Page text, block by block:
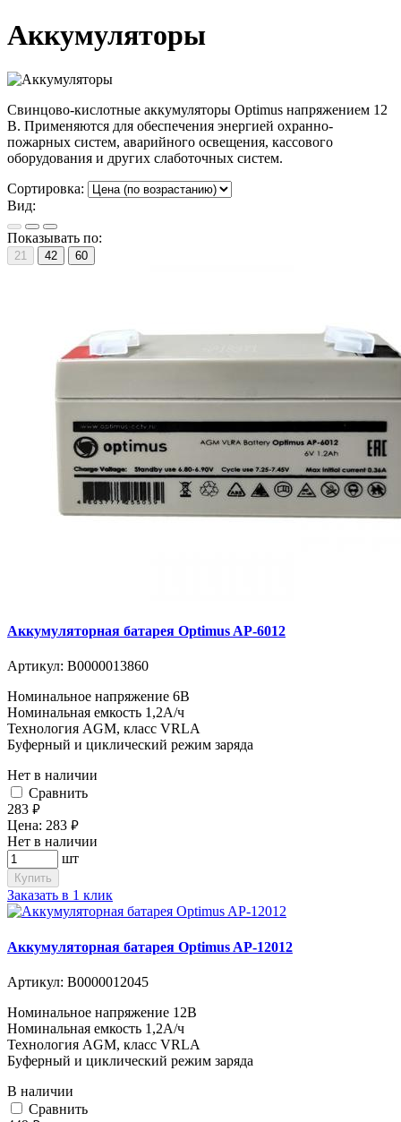
Аккумуляторы
Свинцово-кислотные аккумуляторы Optimus напряжением 12
В. Применяются для обеспечения энергией охранно-
пожарных систем, аварийного освещения, кассового
оборудования и других слаботочных систем.
Сортировка:
Вид:
Показывать по:
21 42 60
Аккумуляторная батарея Optimus AP-6012
Артикул: В0000013860
Номинальное напряжение 6B
Номинальная емкость 1,2A/ч
Технология AGM, класс VRLA
Буферный и циклический режим заряда
Нет в наличии
Cравнить
283 руб.
Цена: 283 руб.
Нет в наличии
шт
Купить
Заказать в 1 клик
Аккумуляторная батарея Optimus AP-12012
Артикул: В0000012045
Номинальное напряжение 12B
Номинальная емкость 1,2A/ч
Технология AGM, класс VRLA
Буферный и циклический режим заряда
В наличии
Cравнить